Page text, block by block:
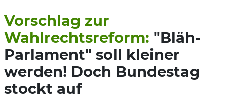
Vorschlag zur
Wahlrechtsreform: "Bläh-
Parlament" soll kleiner
werden! Doch Bundestag
stockt auf